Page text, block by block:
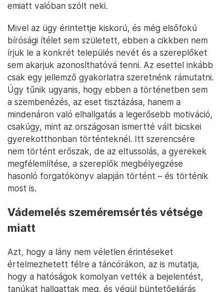
emiatt valóban szólt neki.
Mivel az ügy érintettje kiskorú, és még elsőfokú
bírósági ítélet sem született, ebben a cikkben nem
írjuk le a konkrét település nevét és a szereplőket
sem akarjuk azonosíthatóvá tenni. Az esettel inkább
csak egy jellemző gyakorlatra szeretnénk rámutatni.
Úgy tűnik ugyanis, hogy ebben a történetben sem
a szembenézés, az eset tisztázása, hanem a
mindenáron való elhallgatás a legerősebb motiváció,
csakúgy, mint az országosan ismertté vált bicskei
gyerekotthonban történteknél. Itt szerencsére
nem történt erőszak, de az eltussolás, a gyerekek
megfélemlítése, a szereplők megbélyegzése
hasonló forgatókönyv alapján történt – és történik
most is.
Vádemelés szeméremsértés vétsége
miatt
Azt, hogy a lány nem véletlen érintéseket
értelmezhetett félre a táncórákon, az is mutatja,
hogy a hatóságok komolyan vették a bejelentést,
tanúkat hallgattak meg, és végül büntetőeljárás